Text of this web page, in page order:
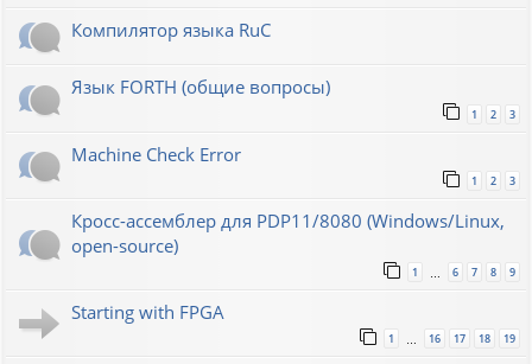
Компилятор языка RuC
Язык FORTH (общие вопросы)
1 2 3
Machine Check Error
1 2 3
Кросс-ассемблер для PDP11/8080 (Windows/Linux,
open-source)
1 6 7 8 9
Starting with FPGA
1 16 17 18 19